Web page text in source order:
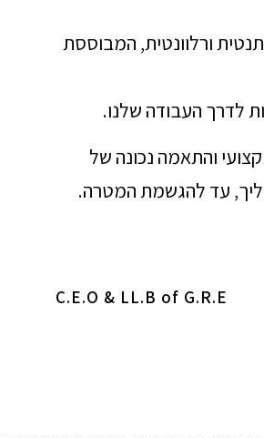
ורלוונטית, המבוססת
לדרך העבודה שלנו.
והתאמה נכונה של
עד להגשמת המטרה.
C.E.O & LL.B of G.R.E